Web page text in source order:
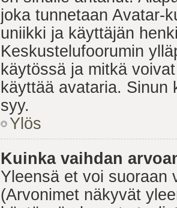
joka tunnetaan Avatar-
uniikki ja käyttäjän
Keskustelufoorumin
käytössä ja mitkä
käyttää avataria. Sinun
syy.
Ylös
Kuinka vaihdan
Yleensä et voi suoraan
(Arvonimet näkyvät